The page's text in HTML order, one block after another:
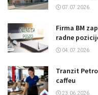
07.07.2026.
Firma BM
radne
04.07.2026.
Tranzit
caffeu
23.06.2026.